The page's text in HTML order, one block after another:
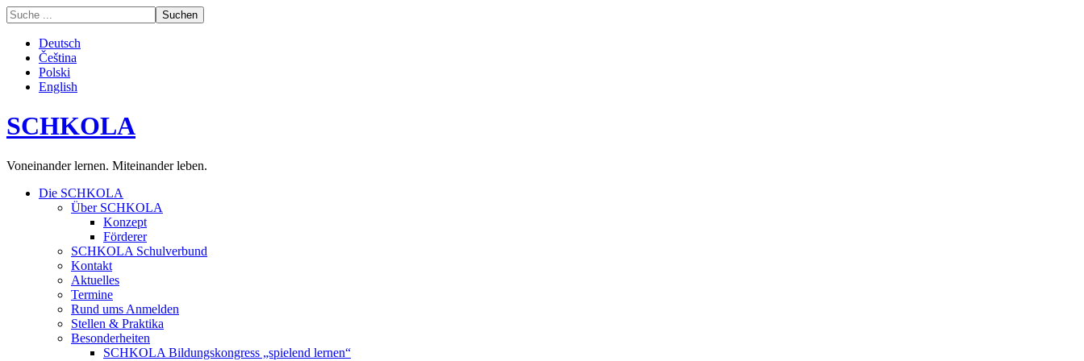
Deutsch
Čeština
Polski
English
SCHKOLA
Voneinander lernen. Miteinander leben.
Die SCHKOLA
Über SCHKOLA
Konzept
Förderer
SCHKOLA Schulverbund
Kontakt
Aktuelles
Termine
Rund ums Anmelden
Stellen & Praktika
Besonderheiten
SCHKOLA Bildungskongress „spielend lernen“